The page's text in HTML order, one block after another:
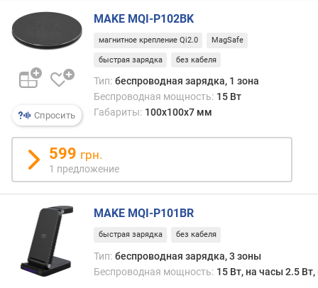
о
т
о
р
о
г
и
х
д
е
е
в
Спросить
MAKE MQI-P102BK
магнитное крепление Qi2.0 MagSafe
быстрая зарядка без кабеля
Тип: беспроводная зарядка, 1 зона
Беспроводная мощность: 15 Вт
Габариты: 100x100x7 мм
599 грн.
1 предложение
MAKE MQI-P101BR
быстрая зарядка без кабеля
Тип: беспроводная зарядка, 3 зоны
Беспроводная мощность: 15 Вт, на часы 2.5